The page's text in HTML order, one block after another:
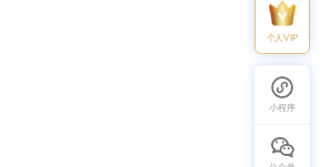
个人VIP
小程序